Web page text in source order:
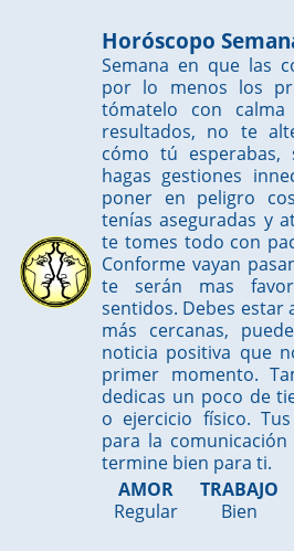
Horóscopo
Semana en que las
por lo menos los
tómatelo con
resultados, no te
cómo tú
hagas gestiones
poner en peligro
tenías aseguradas y
te tomes todo con
Conforme vayan
te serán mas
sentidos. Debes estar
más cercanas,
noticia positiva que
primer momento.
dedicas un poco de
o ejercicio físico.
para la
termine bien para ti.
AMOR
Regular
TRABAJO
Bien